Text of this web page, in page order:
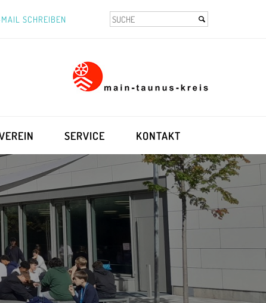
SCHREIBEN
SERVICE KONTAKT